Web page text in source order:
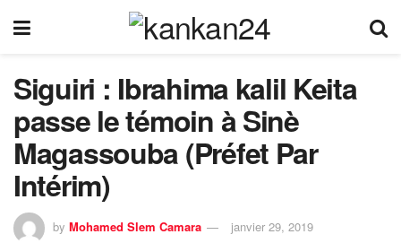
Siguiri : Ibrahima kalil Keita
passe le témoin à Sinè
Magassouba (Préfet Par
Intérim)
by Mohamed Slem Camara
janvier 29, 2019